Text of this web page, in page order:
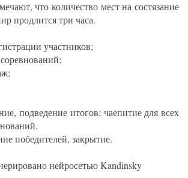
что количество мест на состязание
продлится три часа.
участников;
подведение итогов; чаепитие для всех
победителей, закрытие.
нейросетью Kandinsky